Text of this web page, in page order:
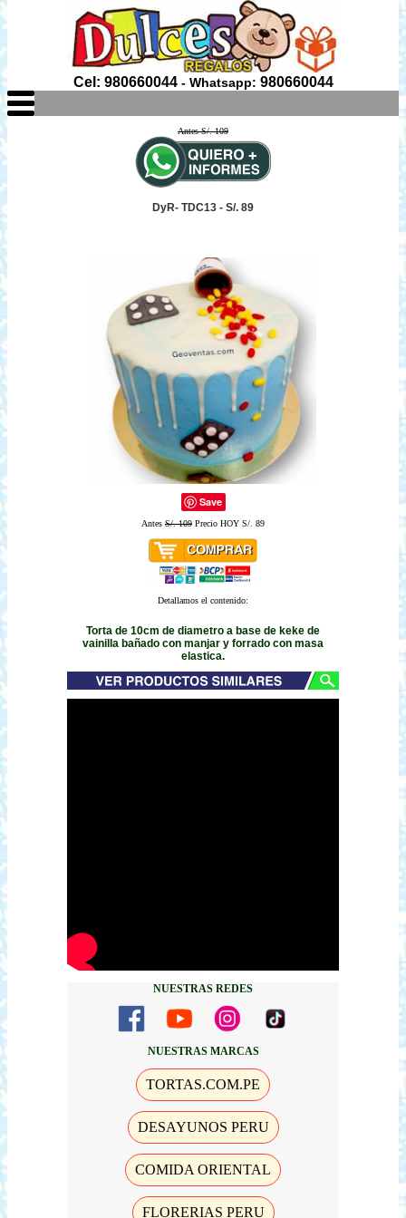
Cel: 980660044- Whatsapp: 980660044
Antes S/. 109
DyR- TDC13 - S/. 89
Save
Antes S/. 109 Precio HOY S/. 89
Detallamos el contenido:
Torta de 10cm de diametro a base de keke de
vainilla bañado con manjar y forrado con masa
elastica.
NUESTRAS REDES
NUESTRAS MARCAS
TORTAS.COM.PE
DESAYUNOS PERU
COMIDA ORIENTAL
FLORERIAS PERU